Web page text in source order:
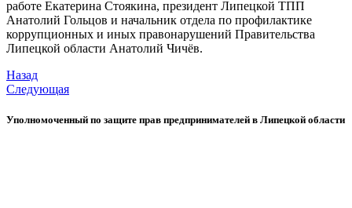
работе Екатерина Стоякина, президент Липецкой ТПП
Анатолий Гольцов и начальник отдела по профилактике
коррупционных и иных правонарушений Правительства
Липецкой области Анатолий Чичёв.
Назад
Следующая
Уполномоченный по защите прав предпринимателей в Липецкой области